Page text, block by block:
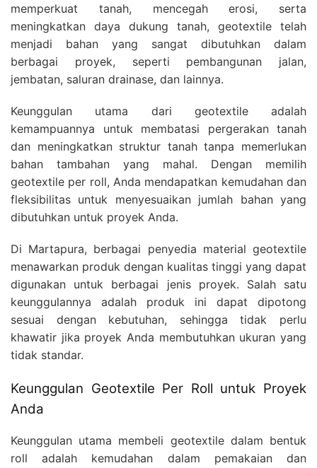
memperkuat tanah, mencegah erosi, serta
meningkatkan daya dukung tanah, geotextile telah
menjadi bahan yang sangat dibutuhkan dalam
berbagai proyek, seperti pembangunan jalan,
jembatan, saluran drainase, dan lainnya.
Keunggulan utama dari geotextile adalah
kemampuannya untuk membatasi pergerakan tanah
dan meningkatkan struktur tanah tanpa memerlukan
bahan tambahan yang mahal. Dengan memilih
geotextile per roll, Anda mendapatkan kemudahan dan
fleksibilitas untuk menyesuaikan jumlah bahan yang
dibutuhkan untuk proyek Anda.
Di Martapura, berbagai penyedia material geotextile
menawarkan produk dengan kualitas tinggi yang dapat
digunakan untuk berbagai jenis proyek. Salah satu
keunggulannya adalah produk ini dapat dipotong
sesuai dengan kebutuhan, sehingga tidak perlu
khawatir jika proyek Anda membutuhkan ukuran yang
tidak standar.
Keunggulan Geotextile Per Roll untuk Proyek
Anda
Keunggulan utama membeli geotextile dalam bentuk
roll adalah kemudahan dalam pemakaian dan